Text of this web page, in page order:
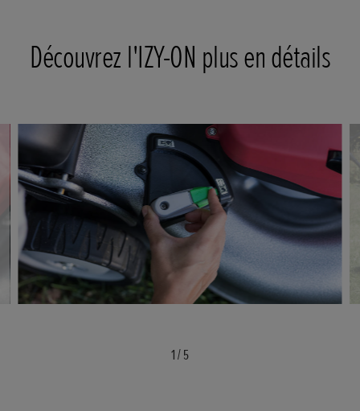
Découvrez l'IZY-ON plus en détails
1/5